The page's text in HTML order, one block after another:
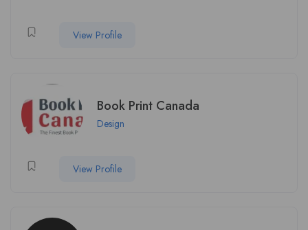
View Profile
Book Print Canada
Design
View Profile